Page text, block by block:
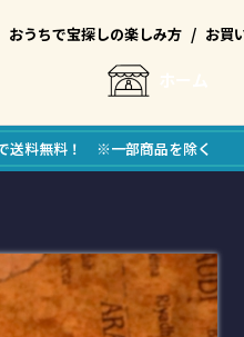
おうちで宝探しの楽しみ方 / お買
送料無料！ ※一部商品を除く